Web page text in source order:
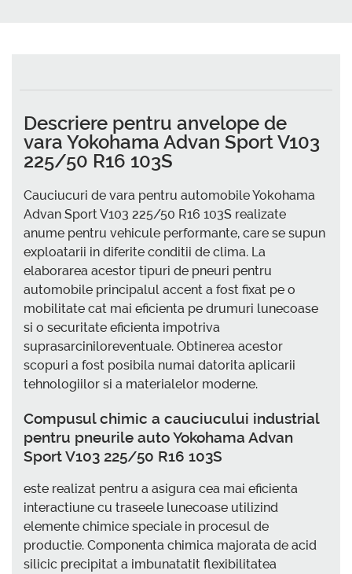
Descriere pentru anvelope de
vara Yokohama Advan Sport V103
225/50 R16 103S
Cauciucuri de vara pentru automobile Yokohama
Advan Sport V103 225/50 R16 103S realizate
anume pentru vehicule performante, care se supun
exploatarii in diferite conditii de clima. La
elaborarea acestor tipuri de pneuri pentru
automobile principalul accent a fost fixat pe o
mobilitate cat mai eficienta pe drumuri lunecoase
si o securitate eficienta impotriva
suprasarciniloreventuale. Obtinerea acestor
scopuri a fost posibila numai datorita aplicarii
tehnologiilor si a materialelor moderne.
Compusul chimic a cauciucului industrial
pentru pneurile auto Yokohama Advan
Sport V103 225/50 R16 103S
este realizat pentru a asigura cea mai eficienta
interactiune cu traseele lunecoase utilizind
elemente chimice speciale in procesul de
productie. Componenta chimica majorata de acid
silicic precipitat a imbunatatit flexibilitatea